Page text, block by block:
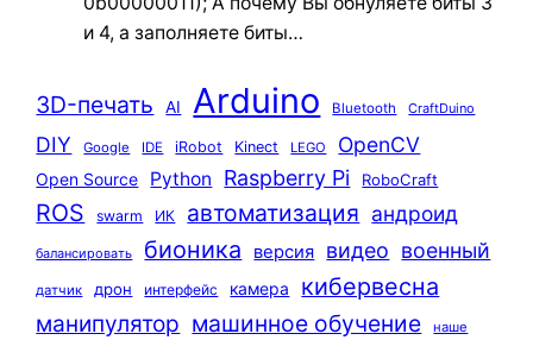
и 4, а заполняете биты…
3D-печать AI Arduino Bluetooth CraftDuino
DIY Google IDE iRobot Kinect LEGO OpenCV
Open Source Python Raspberry Pi RoboCraft
ROS swarm ИК автоматизация андроид
балансировать бионика версия видео военный
датчик дрон интерфейс камера кибервесна
манипулятор машинное обучение наше